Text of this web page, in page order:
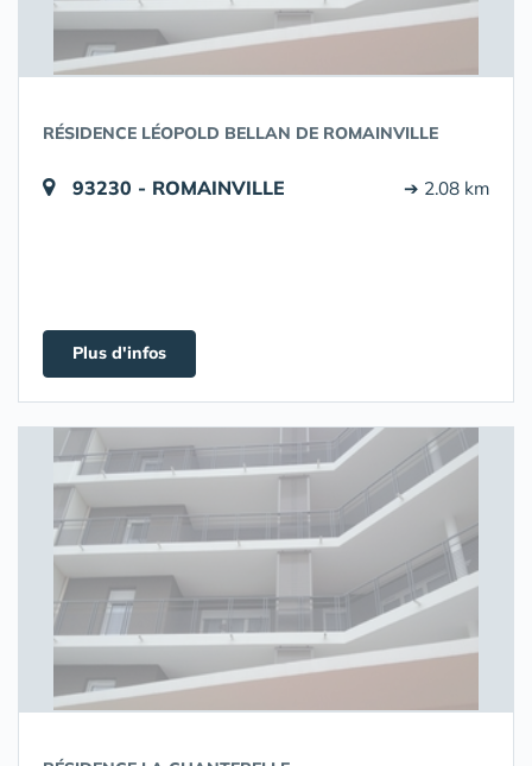
RÉSIDENCE LÉOPOLD BELLAN DE ROMAINVILLE
93230 - ROMAINVILLE ➔ 2.08 km
Plus d'infos